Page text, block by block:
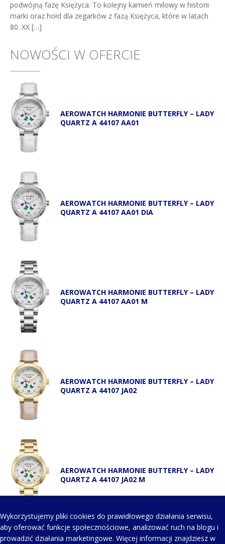
podwójną fazę Księżyca. To kolejny kamień milowy w historii
marki oraz hołd dla zegarków z fazą Księżyca, które w latach
80. XX […]
NOWOŚCI W OFERCIE
AEROWATCH HARMONIE BUTTERFLY – LADY
QUARTZ A 44107 AA01
AEROWATCH HARMONIE BUTTERFLY – LADY
QUARTZ A 44107 AA01 DIA
AEROWATCH HARMONIE BUTTERFLY – LADY
QUARTZ A 44107 AA01 M
AEROWATCH HARMONIE BUTTERFLY – LADY
QUARTZ A 44107 JA02
AEROWATCH HARMONIE BUTTERFLY – LADY
QUARTZ A 44107 JA02 M
Wykorzystujemy pliki cookies do prawidłowego działania serwisu,
aby oferować funkcje społecznościowe, analizować ruch na blogu i
prowadzić działania marketingowe. Więcej informacji znajdziesz w